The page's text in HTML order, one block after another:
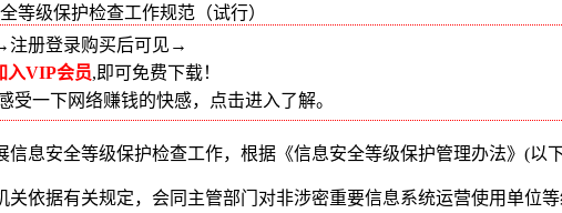
等级保护检查工作规范（试行）
注册登录购买后可见→
入VIP会员,即可免费下载！
一下网络赚钱的快感，点击进入了解。
安全等级保护检查工作，根据《信息安全等级保护管理办法》(以下
据有关规定，会同主管部门对非涉密重要信息系统运营使用单位